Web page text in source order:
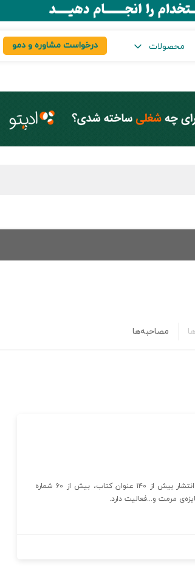
محصولات درخواست مشاوره و دمو
مصاحبه‌ها
موسسه‌ی فرهنگی هنری هنرمعماری از در سال ۱۳۸۳ تاسیس گردید و تا کنون با انتشار بیش از ۱۴۰ عنوان کتاب، بیش از ۶۰ شماره
مرمت و...فعالیت دارد.